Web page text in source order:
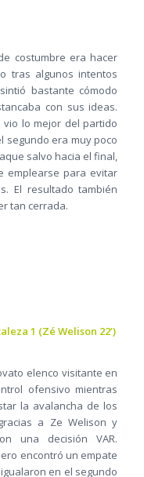
costumbre era hacer
tras algunos intentos
bastante cómodo
con sus ideas.
lo mejor del partido
segundo era muy poco
salvo hacia el final,
emplearse para evitar
El resultado también
tan cerrada.
1 (Zé Welison 22’)
elenco visitante en
ofensivo mientras
la avalancha de los
a Ze Welison y
una decisión VAR.
encontró un empate
en el segundo